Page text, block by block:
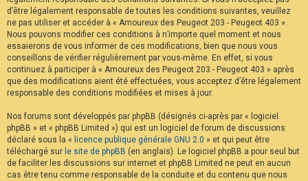
d’être légalement responsable de toutes les conditions suivantes, veuillez
ne pas utiliser et accéder à « Amoureux des Peugeot 203 - Peugeot 403 ».
Nous pouvons modifier ces conditions à n’importe quel moment et nous
essaierons de vous informer de ces modifications, bien que nous vous
conseillons de vérifier régulièrement par vous-même. En effet, si vous
continuez à participer à « Amoureux des Peugeot 203 - Peugeot 403 » après
que des modifications aient été effectuées, vous acceptez d’être légalement
responsable des conditions modifiées et mises à jour.
Nos forums sont développés par phpBB (désignés ci-après par « logiciel
phpBB » et « phpBB Limited ») qui est un logiciel de forum de discussions
déclaré sous la « licence publique générale GNU 2.0 » et qui peut être
téléchargé sur le site de phpBB (en anglais). Le logiciel phpBB a pour seul but
de faciliter les discussions sur internet et phpBB Limited ne peut en aucun
cas être tenu comme responsable de la conduite et du contenu que nous